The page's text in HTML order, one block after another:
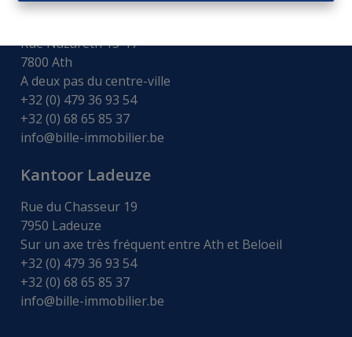
Kantoor Ath
Rue Nazareth 15-17
7800 Ath
A deux pas du centre-ville
+32 (0) 479 36 93 54
+32 (0) 68 65 85 37
info@bille-immobilier.be
Kantoor Ladeuze
Rue du Chasseur 19
7950 Ladeuze
Sur un axe très fréquent entre Ath et Beloeil
+32 (0) 479 36 93 54
+32 (0) 68 65 85 37
info@bille-immobilier.be